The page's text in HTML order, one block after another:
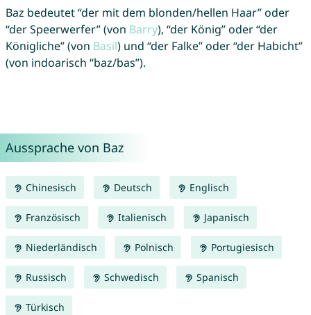
Baz bedeutet “der mit dem blonden/hellen Haar” oder
“der Speerwerfer” (von Barry), “der König” oder “der
Königliche” (von Basil) und “der Falke” oder “der Habicht”
(von indoarisch “baz/bas”).
Aussprache von Baz
Chinesisch Deutsch Englisch
Französisch Italienisch Japanisch
Niederländisch Polnisch Portugiesisch
Russisch Schwedisch Spanisch
Türkisch